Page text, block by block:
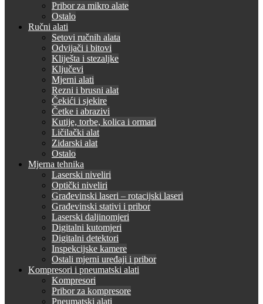
Pribor za mikro alate
Ostalo
Ručni alati
Setovi ručnih alata
Odvijači i bitovi
Kliješta i stezaljke
Ključevi
Mjerni alati
Rezni i brusni alat
Čekići i sjekire
Četke i abrazivi
Kutije, torbe, kolica i ormari
Ličilački alat
Zidarski alat
Ostalo
Mjerna tehnika
Laserski niveliri
Optički niveliri
Građevinski laseri – rotacijski laseri
Građevinski stativi i pribor
Laserski daljinomjeri
Digitalni kutomjeri
Digitalni detektori
Inspekcijske kamere
Ostali mjerni uređaji i pribor
Kompresori i pneumatski alati
Kompresori
Pribor za kompresore
Pneumatski alati